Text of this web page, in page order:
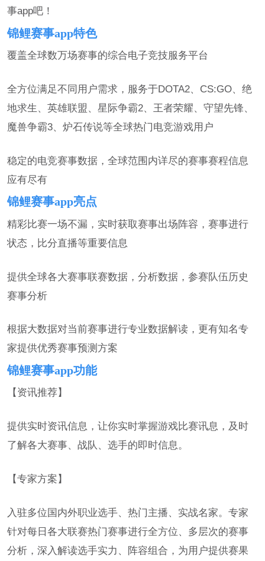
事app吧！
锦鲤赛事app特色
覆盖全球数万场赛事的综合电子竞技服务平台
全方位满足不同用户需求，服务于DOTA2、CS:GO、绝
地求生、英雄联盟、星际争霸2、王者荣耀、守望先锋、
魔兽争霸3、炉石传说等全球热门电竞游戏用户
稳定的电竞赛事数据，全球范围内详尽的赛事赛程信息
应有尽有
锦鲤赛事app亮点
精彩比赛一场不漏，实时获取赛事出场阵容，赛事进行
状态，比分直播等重要信息
提供全球各大赛事联赛数据，分析数据，参赛队伍历史
赛事分析
根据大数据对当前赛事进行专业数据解读，更有知名专
家提供优秀赛事预测方案
锦鲤赛事app功能
【资讯推荐】
提供实时资讯信息，让你实时掌握游戏比赛讯息，及时
了解各大赛事、战队、选手的即时信息。
【专家方案】
入驻多位国内外职业选手、热门主播、实战名家。专家
针对每日各大联赛热门赛事进行全方位、多层次的赛事
分析，深入解读选手实力、阵容组合，为用户提供赛果